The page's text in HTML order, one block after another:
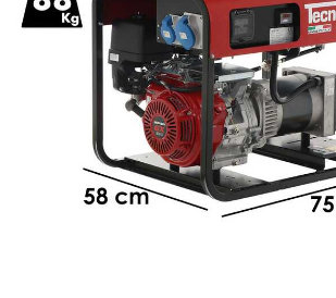
Groupes électrogènes
Gyrobroyeurs à lame pour tracteur
Haches - Cognées et Hachettes
Hachoirs à viande
Herses à Dents
Herses Rotatives
EcoFlow
Edilmark
Einhell
Elegen
Energy Gruppi